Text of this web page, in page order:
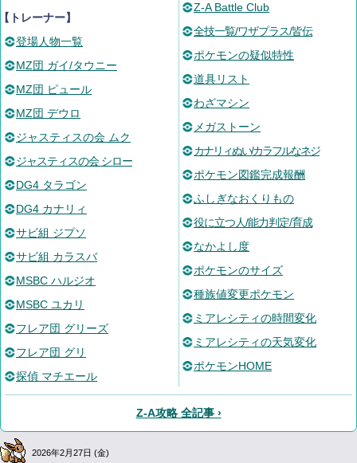
トレーナー】
登場人物一覧
MZ団 ガイ/タウニー
MZ団 ピュール
MZ団 デウロ
ジャスティスの会 ムク
ジャスティスの会 シロー
DG4 タラゴン
DG4 カナリィ
サビ組 ジプソ
サビ組 カラスバ
MSBC ハルジオ
MSBC ユカリ
フレア団 グリーズ
フレア団 グリ
探偵 マチエール
Z-A Battle Club
全技一覧/ワザプラス/皆伝
ポケモンの疑似特性
道具リスト
わざマシン
メガストーン
カナリィぬい/カラフルなネジ
ポケモン図鑑完成報酬
ふしぎなおくりもの
役に立つ人/能力判定/育成
なかよし度
ポケモンのサイズ
種族値変更ポケモン
ミアレシティの時間変化
ミアレシティの天気変化
ポケモンHOME
Z-A攻略 全記事 ›
2026年2月27日 (金)